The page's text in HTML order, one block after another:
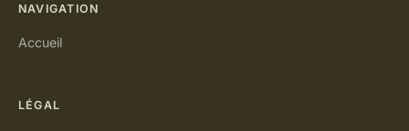
NAVIGATION
Accueil
LÉGAL